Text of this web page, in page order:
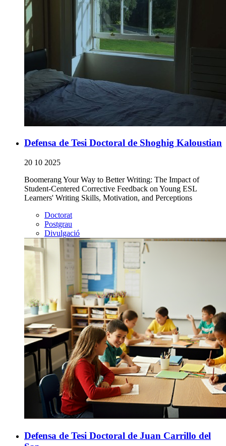
Defensa de Tesi Doctoral de Shoghig Kaloustian
20 10 2025
Boomerang Your Way to Better Writing: The Impact of
Student-Centered Corrective Feedback on Young ESL
Learners' Writing Skills, Motivation, and Perceptions
Doctorat
Postgrau
Divulgació
Defensa de Tesi Doctoral de Juan Carrillo del